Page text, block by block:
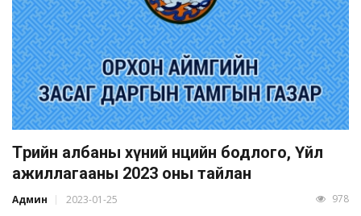
Төрийн албаны хүний нөөцийн бодлого, Үйл
ажиллагааны 2023 оны тайлан
Админ 2023-01-25 978